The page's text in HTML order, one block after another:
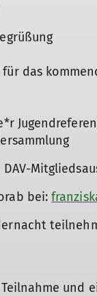
das
bei:
und